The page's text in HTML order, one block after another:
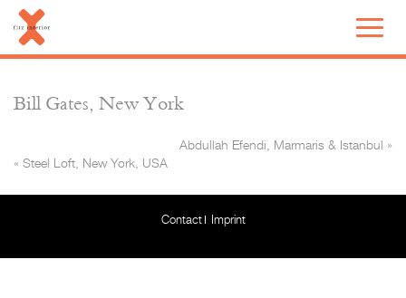
Bill Gates, New York
Abdullah Efendi, Marmaris & Istanbul »
« Steel Loft, New York, USA
Contact Imprint